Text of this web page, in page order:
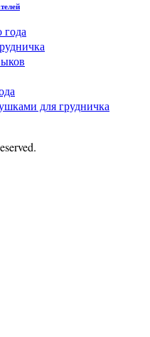
года
для грудничка